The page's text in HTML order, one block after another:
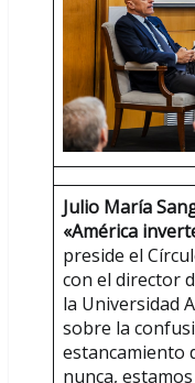
Julio María
«América
preside el
con el director
la Universidad
sobre la
estancamiento
nunca,